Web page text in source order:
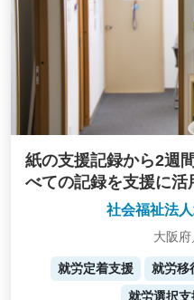
紙の支援記録から2週
べての記録を支援に活
社会福祉法
大阪
就労定着支援 就労移
就労選択支